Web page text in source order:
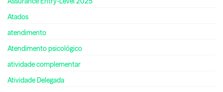
Atados
atendimento
Atendimento psicológico
atividade complementar
Atividade Delegada